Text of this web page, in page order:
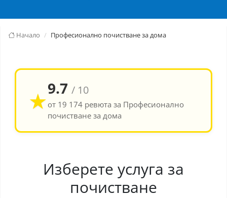
Начало Професионално почистване за дома
★9.7 / 10
от 19 174 ревюта за Професионално
почистване за дома
Изберете услуга за
почистване